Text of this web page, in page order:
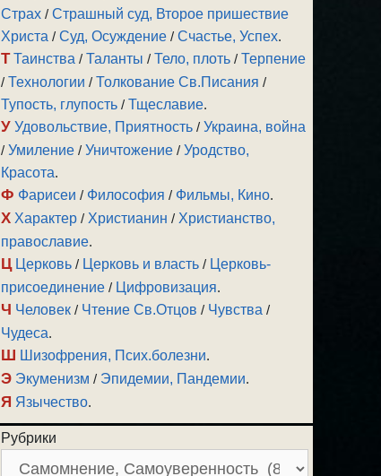
Страх /Страшный суд, Второе пришествие
Христа /Суд, Осуждение /Счастье, Успех.
Т Таинства /Таланты /Тело, плоть /Терпение
/Технологии /Толкование Св.Писания /
Тупость, глупость /Тщеславие.
У Удовольствие, Приятность /Украина, война
/Умиление /Уничтожение /Уродство,
Красота.
Ф Фарисеи / Философия / Фильмы, Кино.
Х Характер / Христианин / Христианство,
православие.
Ц Церковь / Церковь и власть / Церковь-
присоединение / Цифровизация.
Ч Человек / Чтение Св.Отцов / Чувства /
Чудеса.
Ш Шизофрения, Псих.болезни.
Э Экуменизм / Эпидемии, Пандемии.
Я Язычество.
Рубрики